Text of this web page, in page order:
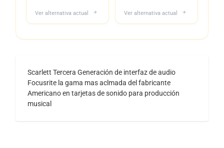
Ver alternativa actual Ver alternativa actual
Scarlett Tercera Generación de interfaz de audio
Focusrite la gama mas aclmada del fabricante
Americano en tarjetas de sonido para producción
musical